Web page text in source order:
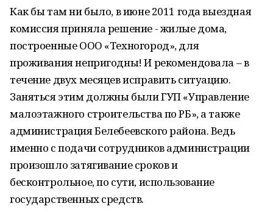
Как бы там ни было, в июне 2011 года выездная
комиссия приняла решение - жилые дома,
построенные ООО «Техногород», для
проживания непригодны! И рекомендовала – в
течение двух месяцев исправить ситуацию.
Заняться этим должны были ГУП «Управление
малоэтажного строительства по РБ», а также
администрация Белебеевского района. Ведь
именно с подачи сотрудников администрации
произошло затягивание сроков и
бесконтрольное, по сути, использование
государственных средств.